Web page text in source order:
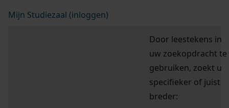
Mijn Studiezaal (inloggen)
Door leestekens in
uw zoekopdracht te
gebruiken, zoekt u
specifieker of juist
breder: